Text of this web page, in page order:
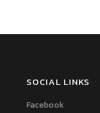
SOCIAL LINKS
Facebook